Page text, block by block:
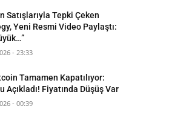
Satışlarıyla Tepki Çeken
Yeni Resmi Video Paylaştı:
- 23:33
Tamamen Kapatılıyor:
Açıkladı! Fiyatında Düşüş Var
- 00:39